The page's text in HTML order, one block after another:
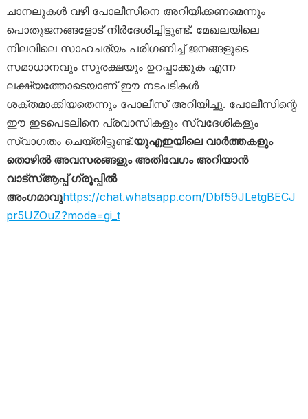
ചാനലുകൾ വഴി പോലീസിനെ അറിയിക്കണമെന്നും
പൊതുജനങ്ങളോട് നിർദേശിച്ചിട്ടുണ്ട്. മേഖലയിലെ
നിലവിലെ സാഹചര്യം പരിഗണിച്ച് ജനങ്ങളുടെ
സമാധാനവും സുരക്ഷയും ഉറപ്പാക്കുക എന്ന
ലക്ഷ്യത്തോടെയാണ് ഈ നടപടികൾ
ശക്തമാക്കിയതെന്നും പോലീസ് അറിയിച്ചു. പോലീസിന്റെ
ഈ ഇടപെടലിനെ പ്രവാസികളും സ്വദേശികളും
സ്വാഗതം ചെയ്തിട്ടുണ്ട്.യുഎഇയിലെ വാർത്തകളും
തൊഴിൽ അവസരങ്ങളും അതിവേഗം അറിയാൻ
വാട്സ്ആപ്പ് ഗ്രൂപ്പിൽ
അംഗമാവുhttps://chat.whatsapp.com/Dbf59JLetgBECJ
pr5UZOuZ?mode=gi_t